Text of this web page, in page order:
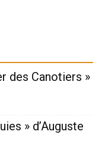
des Canotiers »
» d’Auguste